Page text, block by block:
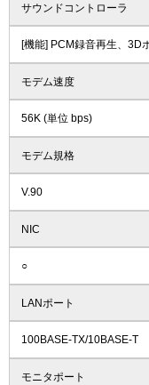
サウンドコントローラ
[機能] PCM録音再生、3D
モデム速度
56K (単位 bps)
モデム規格
V.90
NIC
○
LANポート
100BASE-TX/10BASE-T
モニタポート